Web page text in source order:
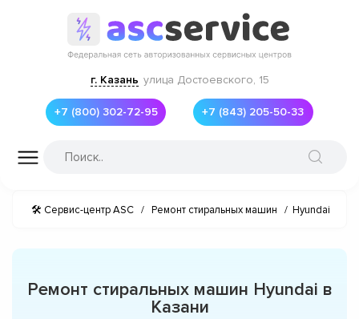
г. Казань улица Достоевского, 15
+7 (800) 302-72-95 +7 (843) 205-50-33
🛠 Сервис-центр ASC / Ремонт стиральных машин / Hyundai
Ремонт стиральных машин Hyundai в
Казани